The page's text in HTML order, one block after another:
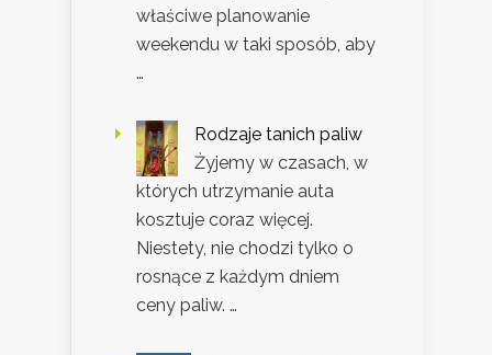
właściwe planowanie
weekendu w taki sposób, aby
…
Rodzaje tanich paliw
Żyjemy w czasach, w
których utrzymanie auta
kosztuje coraz więcej.
Niestety, nie chodzi tylko o
rosnące z każdym dniem
ceny paliw. …